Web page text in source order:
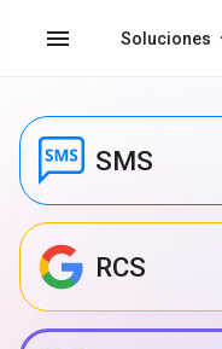
menu Soluciones
SMS
RCS